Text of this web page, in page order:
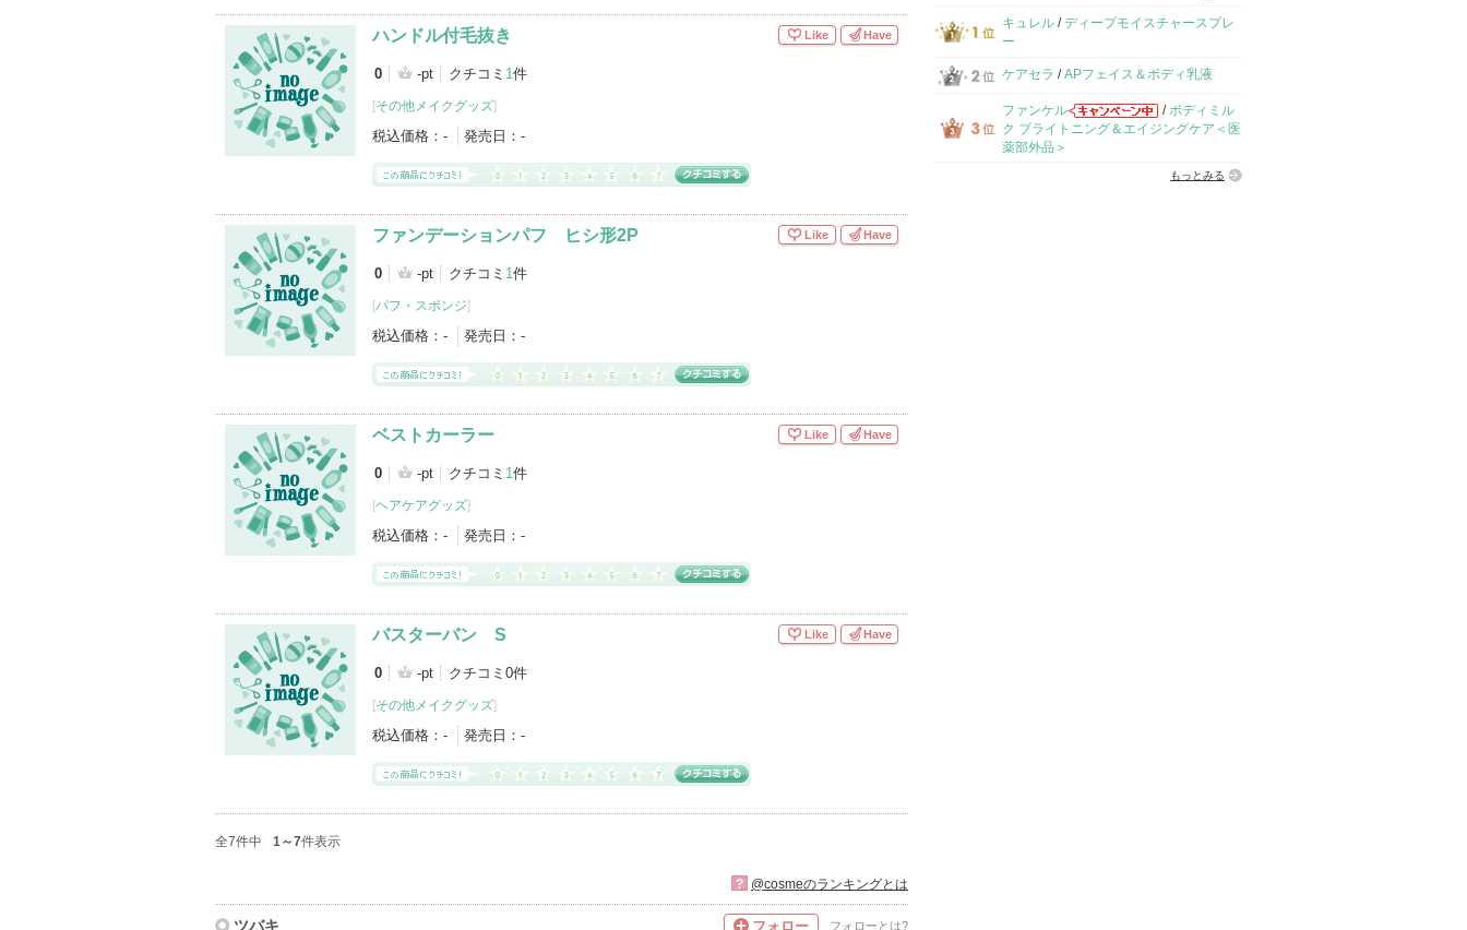
ハンドル付毛抜き
0 -pt クチコミ 1件
[その他メイクグッズ]
税込価格： - 発売日： -
Like Have
ファンデーションパフ ヒシ形2P
0 -pt クチコミ 1件
[パフ・スポンジ]
税込価格： - 発売日： -
Like Have
ベストカーラー
0 -pt クチコミ 1件
[ヘアケアグッズ]
税込価格： - 発売日： -
Like Have
バスターバン S
0 -pt クチコミ0件
[その他メイクグッズ]
税込価格： - 発売日： -
Like Have
全7件中 1～7件表示
? @cosmeのランキングとは
ツバキ フォロー フォローとは?
キュレル /ディープモイスチャースプレ
ー
ケアセラ /APフェイス＆ボディ乳液
ファンケル /ボディミル
ク ブライトニング＆エイジングケア＜医
薬部外品＞
もっとみる